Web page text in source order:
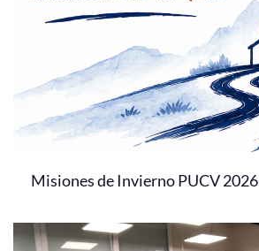
Misiones de Invierno PUCV 2026